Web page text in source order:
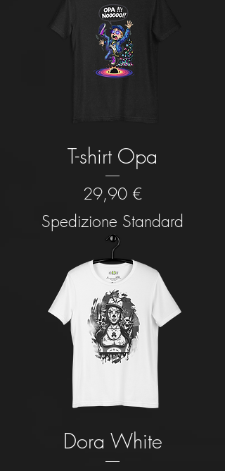
T-shirt Opa
Prezzo
29,90 €
Spedizione Standard
Dora White